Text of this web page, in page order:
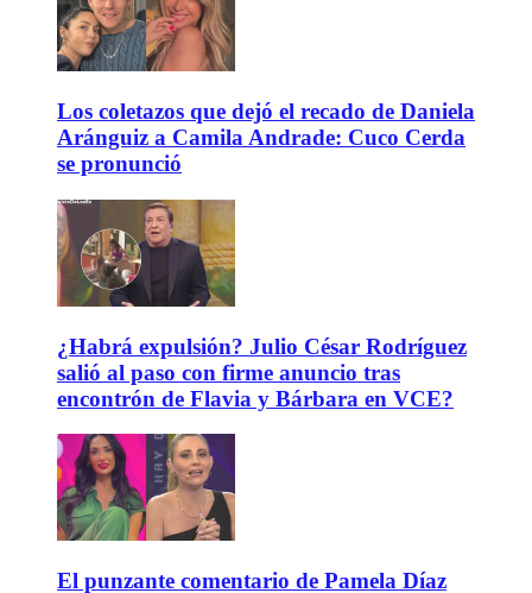
Los coletazos que dejó el recado de Daniela
Aránguiz a Camila Andrade: Cuco Cerda
se pronunció
¿Habrá expulsión? Julio César Rodríguez
salió al paso con firme anuncio tras
encontrón de Flavia y Bárbara en VCE?
El punzante comentario de Pamela Díaz